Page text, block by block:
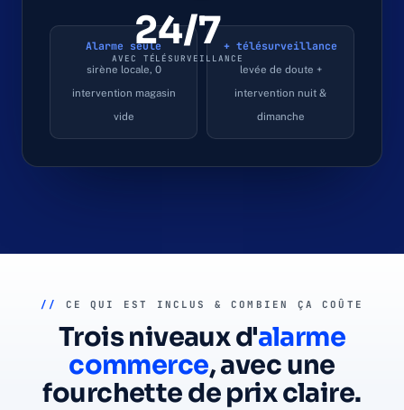
24/7
AVEC TÉLÉSURVEILLANCE
Alarme seule
sirène locale, 0
intervention magasin
vide
+ télésurveillance
levée de doute +
intervention nuit &
dimanche
// CE QUI EST INCLUS & COMBIEN ÇA COÛTE
Trois niveaux d'alarme
commerce, avec une
fourchette de prix claire.